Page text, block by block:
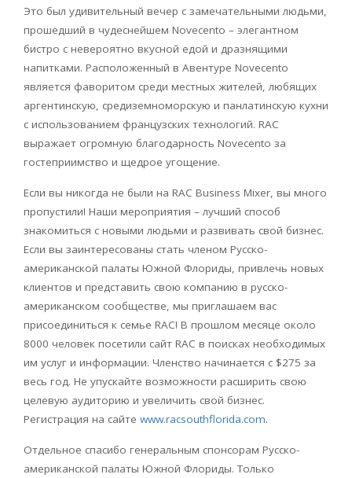
Это был удивительный вечер с замечательными людьми,
прошедший в чудеснейшем Novecento – элегантном
бистро с невероятно вкусной едой и дразнящими
напитками. Расположенный в Авентуре Novecento
является фаворитом среди местных жителей, любящих
аргентинскую, средиземноморскую и панлатинскую кухни
с использованием французских технологий. RAC
выражает огромную благодарность Novecento за
гостеприимство и щедрое угощение.
Если вы никогда не были на RAC Business Mixer, вы много
пропустили! Наши мероприятия – лучший способ
знакомиться с новыми людьми и развивать свой бизнес.
Если вы заинтересованы стать членом Русско-
американской палаты Южной Флориды, привлечь новых
клиентов и представить свою компанию в русско-
американском сообществе, мы приглашаем вас
присоединиться к семье RAC! В прошлом месяце около
8000 человек посетили сайт RAC в поисках необходимых
им услуг и информации. Членство начинается с $275 за
весь год. Не упускайте возможности расширить свою
целевую аудиторию и увеличить свой бизнес.
Регистрация на сайте www.racsouthflorida.com.
Отдельное спасибо генеральным спонсорам Русско-
американской палаты Южной Флориды. Только